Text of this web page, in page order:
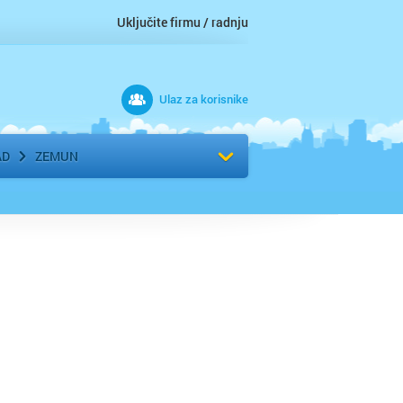
Uključite firmu / radnju
Ulaz za korisnike
ZEMUN